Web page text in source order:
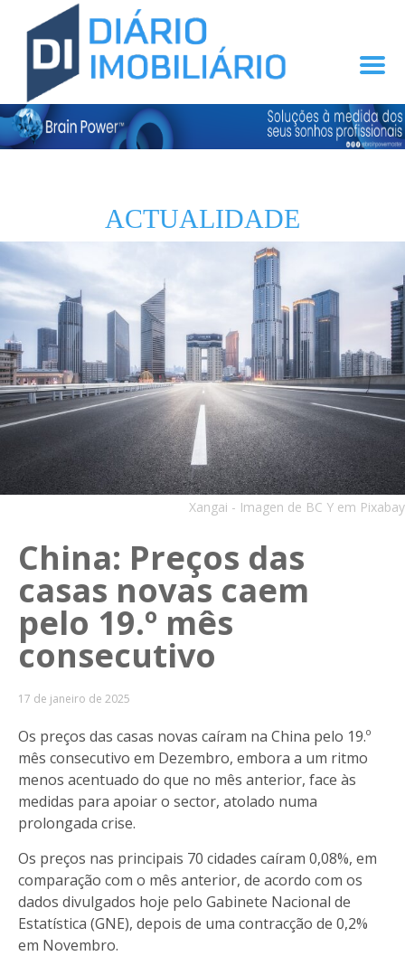
ACTUALIDADE
Xangai - Imagen de BC Y em Pixabay
China: Preços das
casas novas caem
pelo 19.º mês
consecutivo
17 de janeiro de 2025
Os preços das casas novas caíram na China pelo 19.º
mês consecutivo em Dezembro, embora a um ritmo
menos acentuado do que no mês anterior, face às
medidas para apoiar o sector, atolado numa
prolongada crise.
Os preços nas principais 70 cidades caíram 0,08%, em
comparação com o mês anterior, de acordo com os
dados divulgados hoje pelo Gabinete Nacional de
Estatística (GNE), depois de uma contracção de 0,2%
em Novembro.